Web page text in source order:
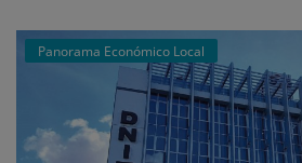
Panorama Económico Local